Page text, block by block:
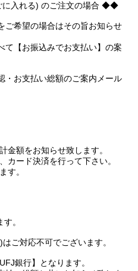
入れる) のご注文の場合 ◆◆
希望の場合はその旨お知らせ
て【お振込みでお支払い】の案
お支払い総額のご案内メール
額をお知らせ致します。
ード決済を行って下さい。
す。
。
ご対応不可でございます。
銀行】となります。